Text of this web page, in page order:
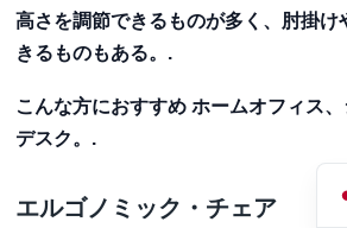
高さを調節できるものが多く、肘掛け
きるものもある。.
こんな方におすすめ ホームオフィス
デスク。.
エルゴノミック・チェア